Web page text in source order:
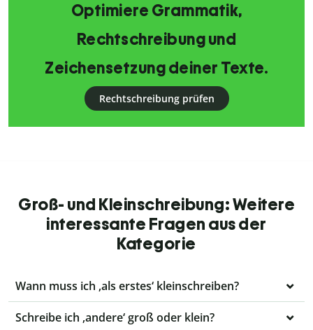
Optimiere Grammatik,
Rechtschreibung und
Zeichensetzung deiner Texte.
Rechtschreibung prüfen
Groß- und Kleinschreibung: Weitere
interessante Fragen aus der
Kategorie
Wann muss ich ‚als erstes‘ kleinschreiben?
Schreibe ich ‚andere‘ groß oder klein?